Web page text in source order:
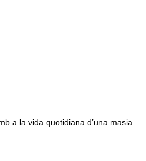
a la vida quotidiana d’una masia